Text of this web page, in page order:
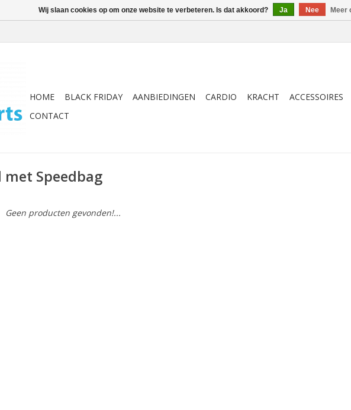
HOME BLACK FRIDAY AANBIEDINGEN CARDIO KRACHT
ACCESSOIRES
CONTACT
Speedbag
Geen producten gevonden!...
Wij slaan cookies op om onze website te verbeteren. Is dat akkoord? Ja Nee Meer